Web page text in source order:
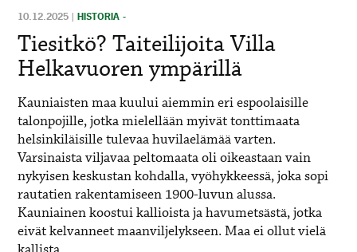
10.12.2025 |HISTORIA -
Tiesitkö? Taiteilijoita Villa
Helkavuoren ympärillä
Kauniaisten maa kuului aiemmin eri espoolaisille
talonpojille, jotka mielellään myivät tonttimaata
helsinkiläisille tulevaa huvilaelämää varten.
Varsinaista viljavaa peltomaata oli oikeastaan vain
nykyisen keskustan kohdalla, vyöhykkeessä, joka sopi
rautatien rakentamiseen 1900-luvun alussa.
Kauniainen koostui kallioista ja havumetsästä, jotka
eivät kelvanneet maanviljelykseen. Maa ei ollut vielä